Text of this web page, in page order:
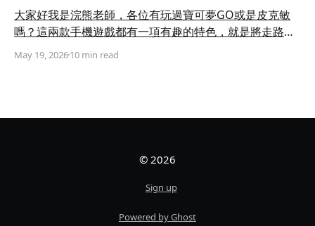
大家好我是浣熊老師，各位有玩過寶可夢GO或是皮克敏
嗎？這兩款手機遊戲都有一項有趣的特色，就是將走路與
遊戲機制結合，寶可夢GO需要依靠走路來孵蛋，而皮克
敏則需要累積走路步數讓花苗成長，但對於上班族或是學
動，讓手機內建的加速度感測器誤以為你在進行走動。 今
老師一步步教大家如何製作吧！ ◆ 組裝步驟 搖步機簡單
來說就是一個會左右擺動的手機架，因此第一步我們要製
長方框、3孔1/4弧長條以及20mm 軸扣鍵(圖一)，並依照
May 19, 202610 min read
© 2026
Sign up
Powered by Ghost